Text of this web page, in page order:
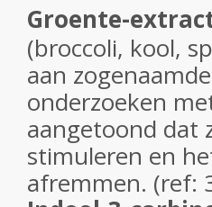
Groente-
(broccoli, kool,
aan
onderzoeken
aangetoond dat
stimuleren en
afremmen. (ref: